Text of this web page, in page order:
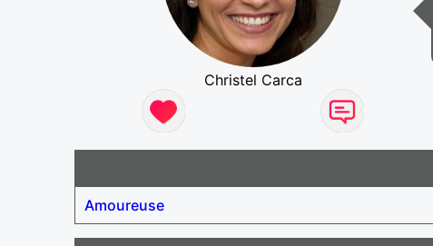
Christel Carca
Amoureuse